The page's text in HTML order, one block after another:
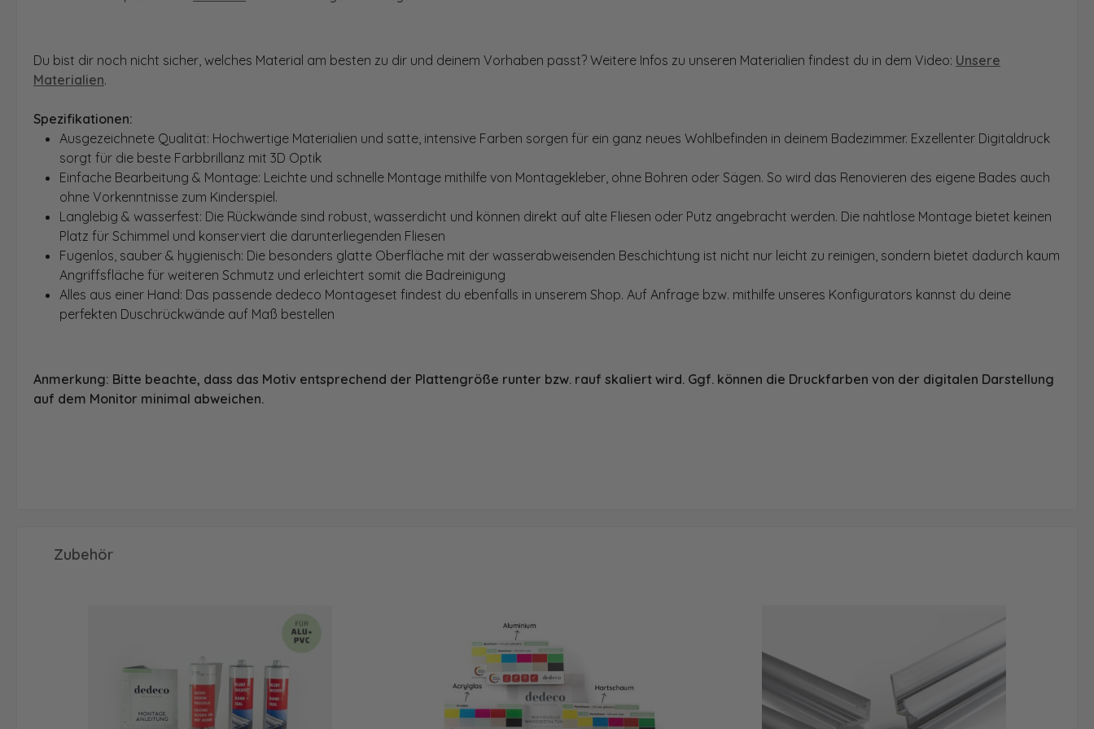
Du bist dir noch nicht sicher, welches Material am besten zu dir und deinem Vorhaben passt? Weitere Infos zu unseren Materialien findest du in dem Video: Unsere
Materialien.
Spezifikationen:
Ausgezeichnete Qualität: Hochwertige Materialien und satte, intensive Farben sorgen für ein ganz neues Wohlbefinden in deinem Badezimmer. Exzellenter Digitaldruck
sorgt für die beste Farbbrillanz mit 3D Optik
Einfache Bearbeitung & Montage: Leichte und schnelle Montage mithilfe von Montagekleber, ohne Bohren oder Sägen. So wird das Renovieren des eigene Bades auch
ohne Vorkenntnisse zum Kinderspiel.
Langlebig & wasserfest: Die Rückwände sind robust, wasserdicht und können direkt auf alte Fliesen oder Putz angebracht werden. Die nahtlose Montage bietet keinen
Platz für Schimmel und konserviert die darunterliegenden Fliesen
Fugenlos, sauber & hygienisch: Die besonders glatte Oberfläche mit der wasserabweisenden Beschichtung ist nicht nur leicht zu reinigen, sondern bietet dadurch kaum
Angriffsfläche für weiteren Schmutz und erleichtert somit die Badreinigung
Alles aus einer Hand: Das passende dedeco Montageset findest du ebenfalls in unserem Shop. Auf Anfrage bzw. mithilfe unseres Konfigurators kannst du deine
perfekten Duschrückwände auf Maß bestellen
Anmerkung: Bitte beachte, dass das Motiv entsprechend der Plattengröße runter bzw. rauf skaliert wird. Ggf. können die Druckfarben von der digitalen Darstellung
auf dem Monitor minimal abweichen.
Produktgalerie überspringen
Zubehör